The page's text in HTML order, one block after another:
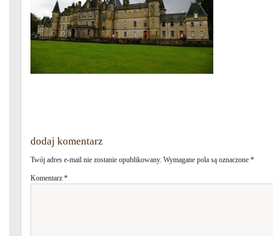
dodaj komentarz
Twój adres e-mail nie zostanie opublikowany. Wymagane pola są oznaczone *
Komentarz *